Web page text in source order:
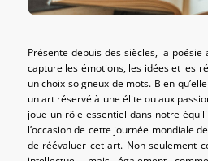
Présente depuis des siècles, la poésie
capture les émotions, les idées et les
un choix soigneux de mots. Bien
un art réservé à une élite ou aux
joue un rôle essentiel dans notre
l’occasion de cette journée mondiale
de réévaluer cet art. Non seulement